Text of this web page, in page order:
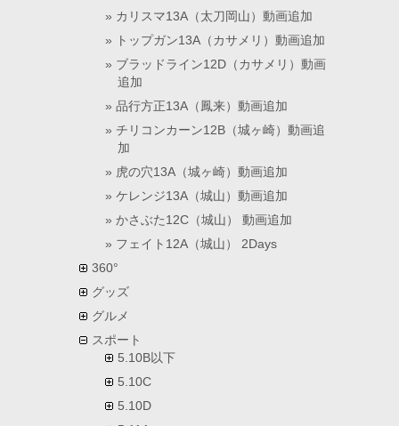
カリスマ13A（太刀岡山）動画追加
トップガン13A（カサメリ）動画追加
ブラッドライン12D（カサメリ）動画
追加
品行方正13A（鳳来）動画追加
チリコンカーン12B（城ヶ崎）動画追
加
虎の穴13A（城ヶ崎）動画追加
ケレンジ13A（城山）動画追加
かさぶた12C（城山） 動画追加
フェイト12A（城山） 2Days
360°
グッズ
グルメ
スポート
5.10B以下
5.10C
5.10D